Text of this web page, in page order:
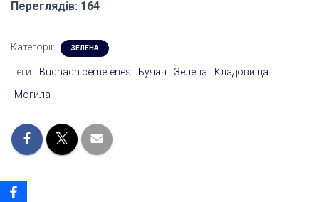
Переглядів: 164
Категорії: ЗЕЛЕНА
Теги: Buchach cemeteries Бучач Зелена
Кладовища
Могила